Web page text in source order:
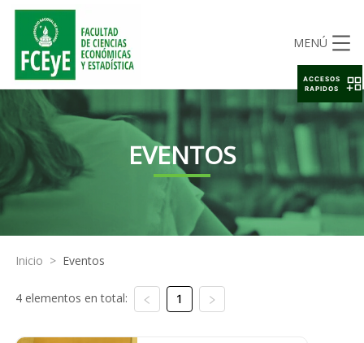
MENÚ
EVENTOS
Inicio > Eventos
4 elementos en total: 1
ACCESOS
RAPIDOS